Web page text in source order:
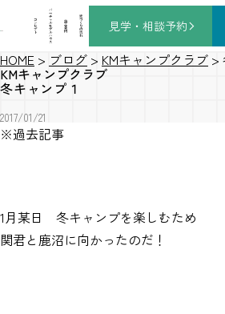
コ
ン
セ
プ
ト
バ
ー
チ
ャ
ル
モ
デ
ル
ハ
ウ
ス
施
工
事
例
家
づ
く
り
の
流
れ
見学・相談予約
HOME > ブログ > KMキャンプクラブ >
KMキャンプクラブ
冬キャンプ１
2017/01/21
※過去記事
1月某日 冬キャンプを楽しむため
関君と鹿沼に向かったのだ！